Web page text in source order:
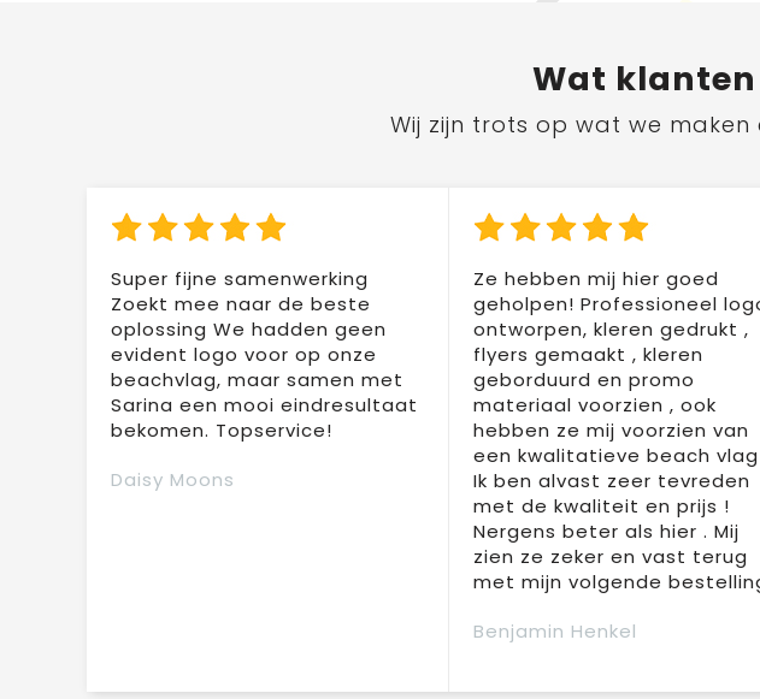
Wat klanten
Wij zijn trots op wat we
Super fijne samenwerking
Zoekt mee naar de beste
oplossing We hadden geen
evident logo voor op onze
beachvlag, maar samen met
Sarina een mooi eindresultaat
bekomen. Topservice!
Daisy Moons
Ze hebben mij hier goed
geholpen! Professioneel
ontworpen, kleren gedrukt ,
flyers gemaakt , kleren
geborduurd en promo
materiaal voorzien , ook
hebben ze mij voorzien van
een kwalitatieve beach
Ik ben alvast zeer tevreden
met de kwaliteit en prijs !
Nergens beter als hier . Mij
zien ze zeker en vast terug
met mijn volgende
Benjamin Henkel